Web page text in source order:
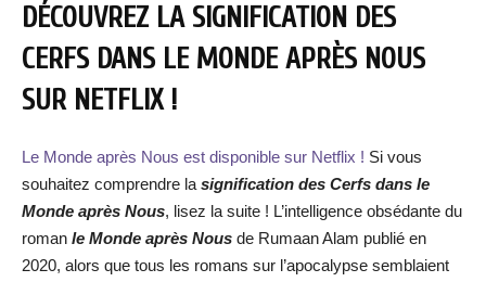
DÉCOUVREZ LA SIGNIFICATION DES
CERFS DANS LE MONDE APRÈS NOUS
SUR NETFLIX !
Le Monde après Nous est disponible sur Netflix ! Si vous
souhaitez comprendre la signification des Cerfs dans le
Monde après Nous, lisez la suite ! L’intelligence obsédante du
roman le Monde après Nous de Rumaan Alam publié en
2020, alors que tous les romans sur l’apocalypse semblaient